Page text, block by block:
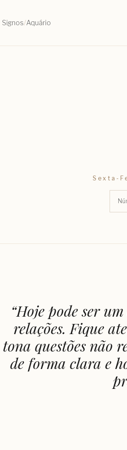
Signos/Aquário
Sexta-
“Hoje pode ser
relações. Fique
tona questões não
de forma clara e